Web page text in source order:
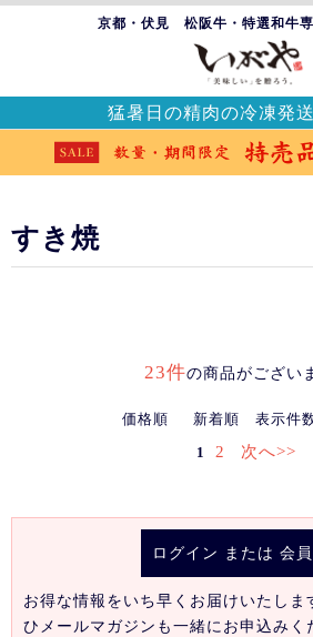
京都・伏見 松阪牛・特選和牛
猛暑日の精肉の冷凍発
すき焼
23件の商品がござい
価格順 新着順 表示件
1 2 次へ>>
ログイン または 会
お得な情報をいち早くお届けいたし
ひメールマガジンも一緒にお申込みく